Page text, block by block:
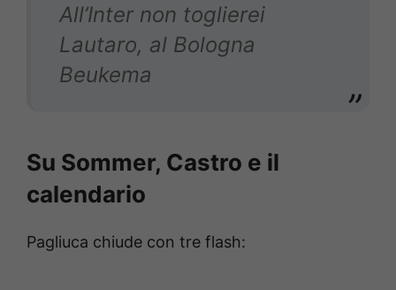
All’Inter non toglierei
Lautaro, al Bologna
Beukema
Su Sommer, Castro e il
calendario
Pagliuca chiude con tre flash: